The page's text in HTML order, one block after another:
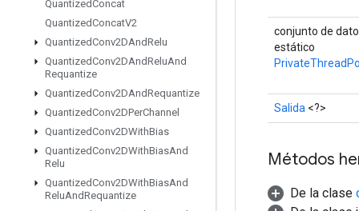
QuantizedConcat
QuantizedConcatV2
QuantizedConv2DAndRelu
QuantizedConv2DAndReluAnd
Requantize
QuantizedConv2DAndRequantize
QuantizedConv2DPerChannel
QuantizedConv2DWithBias
QuantizedConv2DWithBiasAnd
Relu
QuantizedConv2DWithBiasAnd
ReluAndRequantize
conjunto de
estático
Salida <?>
Métodos
De la clase